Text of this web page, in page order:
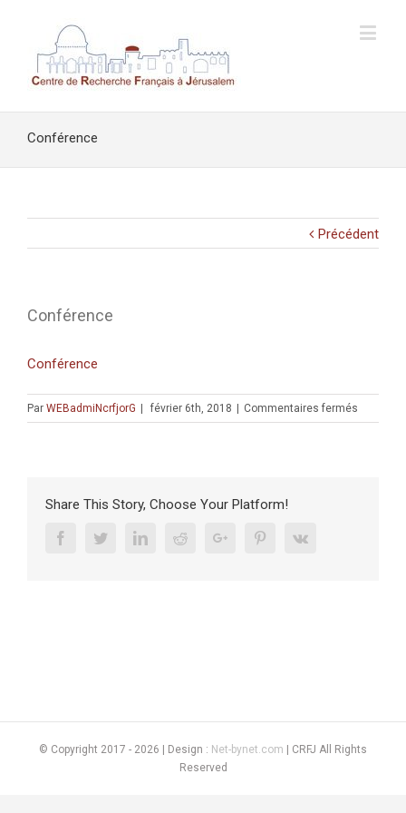
Conférence
Précédent
Conférence
Conférence
Par WEBadmiNcrfjorG février 6th, 2018 Commentaires fermés
Share This Story, Choose Your Platform!
FacebookTwitterLinkedinRedditGoogle+ PinterestVk
© Copyright 2017 - 2026 | Design : Net-bynet.com | CRFJ All Rights
Reserved